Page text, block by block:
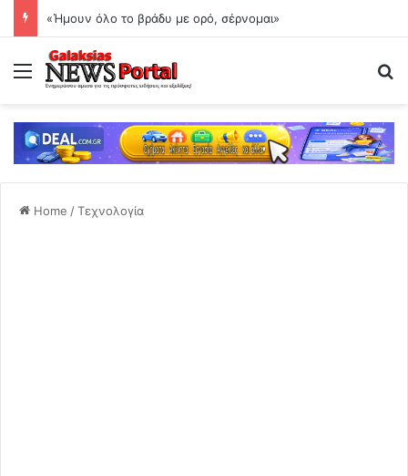
«Ήμουν όλο το βράδυ με ορό, σέρνομαι»
Menu
Home /Τεχνολογία